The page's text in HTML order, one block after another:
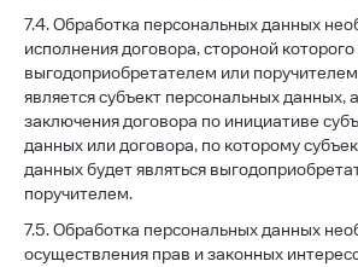
7.4. Обработка персональных данных
исполнения договора, стороной
выгодоприобретателем или
является субъект персональных данных,
заключения договора по инициативе
данных или договора, по которому
данных будет являться
поручителем.
7.5. Обработка персональных данных
осуществления прав и законных